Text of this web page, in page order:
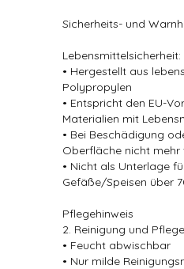
Sicherheits- und
Lebensmittelsicherheit:
• Hergestellt aus
Polypropylen
• Entspricht den EU-
Materialien mit
• Bei Beschädigung
Oberfläche nicht mehr
• Nicht als Unterlage
Gefäße/Speisen über
Pflegehinweis
2. Reinigung und
• Feucht abwischbar
• Nur milde